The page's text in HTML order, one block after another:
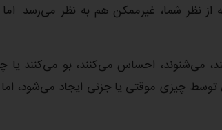
از نظر شما، غیرممکن هم به نظر می‌رسد.
می‌شنوند، احساس می‌کنند، بو می‌کنند
چیزی موقتی یا جزئی ایجاد می‌شود،